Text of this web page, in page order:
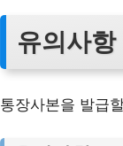
유의사항
통장사본을 발급